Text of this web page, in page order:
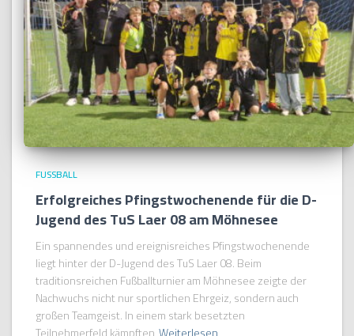
FUSSBALL
Erfolgreiches Pfingstwochenende für die D-
Jugend des TuS Laer 08 am Möhnesee
Ein spannendes und ereignisreiches Pfingstwochenende
liegt hinter der D-Jugend des TuS Laer 08. Beim
traditionsreichen Fußballturnier am Möhnesee zeigte der
Nachwuchs nicht nur sportlichen Ehrgeiz, sondern auch
großen Teamgeist. In einem stark besetzten